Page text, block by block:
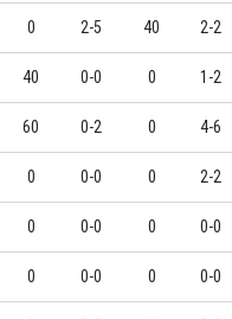
7
2
0 2-5 40 2-2
40 0-0 0 1-2
60 0-2 0 4-6
0 0-0 0 2-2
0 0-0 0 0-0
0 0-0 0 0-0